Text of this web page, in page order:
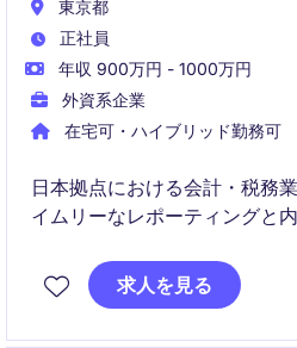
東京都
正社員
年収 900万円 - 1000万円
外資系企業
在宅可・ハイブリッド勤務可
日本拠点における会計・税務
イムリーなレポーティングと
グ、監査対応、資金管理、チ
ドするポジションです。
求人を見る